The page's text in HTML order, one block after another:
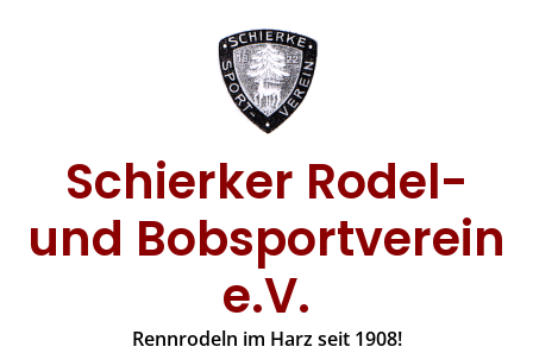
Schierker Rodel-
und Bobsportverein
e.V.
Rennrodeln im Harz seit 1908!